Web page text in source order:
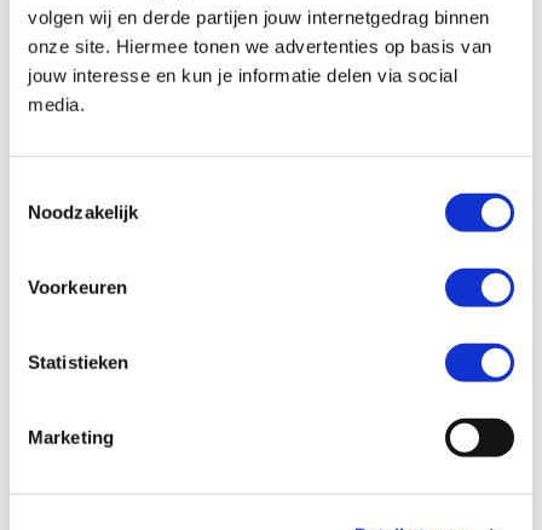
volgen wij en derde partijen jouw internetgedrag binnen
onze site. Hiermee tonen we advertenties op basis van
jouw interesse en kun je informatie delen via social
media.
Noodzakelijk
Voorkeuren
Statistieken
Marketing
E-mailadres *